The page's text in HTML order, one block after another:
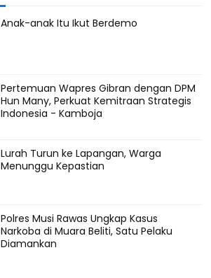
Anak-anak Itu Ikut Berdemo
Pertemuan Wapres Gibran dengan DPM
Hun Many, Perkuat Kemitraan Strategis
Indonesia - Kamboja
Lurah Turun ke Lapangan, Warga
Menunggu Kepastian
Polres Musi Rawas Ungkap Kasus
Narkoba di Muara Beliti, Satu Pelaku
Diamankan